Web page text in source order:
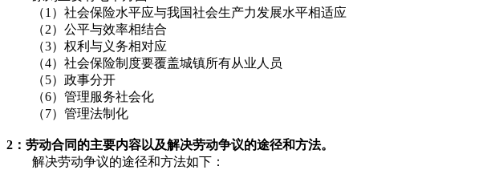
（1）社会保险水平应与我国社会生产力发展水平相适应
（2）公平与效率相结合
（3）权利与义务相对应
（4）社会保险制度要覆盖城镇所有从业人员
（5）政事分开
（6）管理服务社会化
（7）管理法制化
2：劳动合同的主要内容以及解决劳动争议的途径和方法。
解决劳动争议的途径和方法如下：